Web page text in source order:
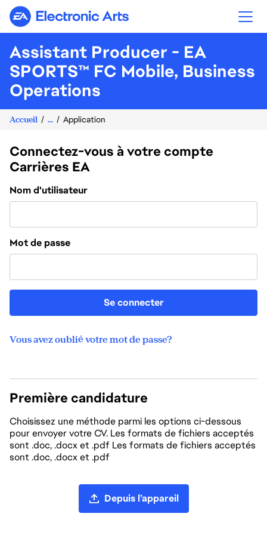
Electronic Arts
Assistant Producer - EA
SPORTS™ FC Mobile, Business
Operations
Accueil ... Application
Connectez-vous à votre compte
Carrières EA
Connexion
Nom d'utilisateur
Mot de passe
Se connecter
Vous avez oublié votre mot de passe?
Première candidature
Choisissez une méthode parmi les options ci-dessous
pour envoyer votre CV. Les formats de fichiers acceptés
sont .doc, .docx et .pdf Les formats de fichiers acceptés
sont .doc, .docx et .pdf
Depuis l’appareil